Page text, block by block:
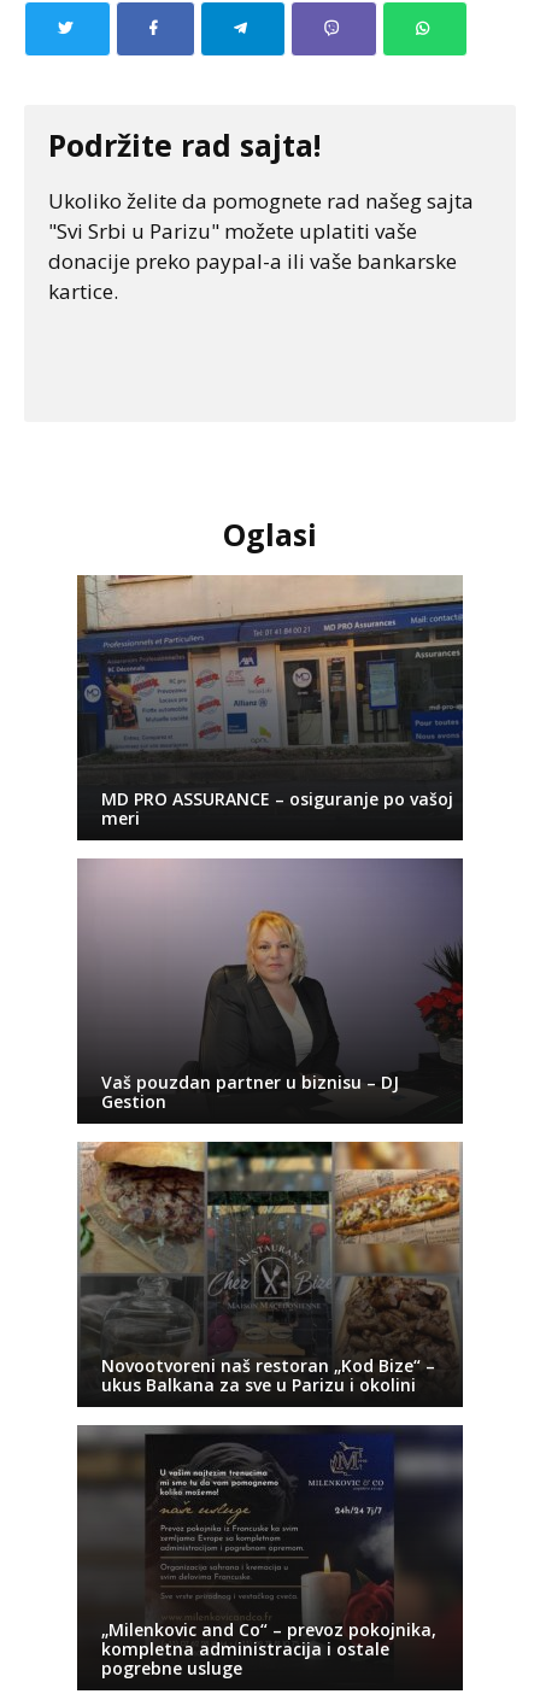
Podržite rad sajta!
Ukoliko želite da pomognete rad našeg sajta
"Svi Srbi u Parizu" možete uplatiti vaše
donacije preko paypal-a ili vaše bankarske
kartice.
Oglasi
MD PRO ASSURANCE – osiguranje po vašoj
meri
Vaš pouzdan partner u biznisu – DJ
Gestion
Novootvoreni naš restoran „Kod Bize“ –
ukus Balkana za sve u Parizu i okolini
„Milenkovic and Co“ – prevoz pokojnika,
kompletna administracija i ostale
pogrebne usluge